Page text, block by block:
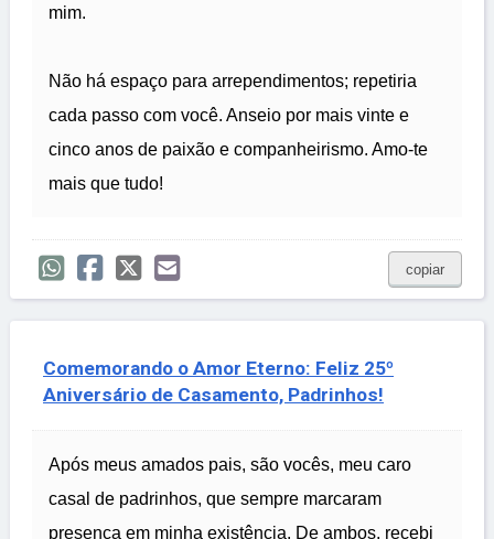
mim.
Não há espaço para arrependimentos; repetiria
cada passo com você. Anseio por mais vinte e
cinco anos de paixão e companheirismo. Amo-te
mais que tudo!
copiar
Comemorando o Amor Eterno: Feliz 25º
Aniversário de Casamento, Padrinhos!
Após meus amados pais, são vocês, meu caro
casal de padrinhos, que sempre marcaram
presença em minha existência. De ambos, recebi